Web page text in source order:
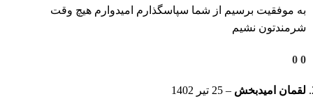
به موفقیت برسیم از شما سپاسگذارم‌ امیدوارم هیچ وقت
شرمندتون نشیم
0
0
لقمان امیدبخش – 25 تیر 1402